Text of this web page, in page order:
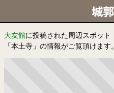
大友館に投稿された周辺スポット
「本土寺」の情報がご覧頂けます。